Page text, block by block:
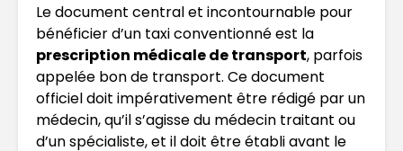
Le document central et incontournable pour
bénéficier d’un taxi conventionné est la
prescription médicale de transport, parfois
appelée bon de transport. Ce document
officiel doit impérativement être rédigé par un
médecin, qu’il s’agisse du médecin traitant ou
d’un spécialiste, et il doit être établi avant le